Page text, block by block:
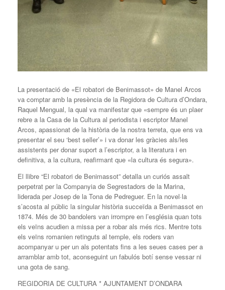
La presentació de «El robatori de Benimassot» de Manel Arcos
va comptar amb la presència de la Regidora de Cultura d’Ondara,
Raquel Mengual, la qual va manifestar que «sempre és un plaer
rebre a la Casa de la Cultura al periodista i escriptor Manel
Arcos, apassionat de la història de la nostra terreta, que ens va
presentar el seu ‘best seller’» i va donar les gràcies als/les
assistents per donar suport a l’escriptor, a la literatura i en
definitiva, a la cultura, reafirmant que «la cultura és segura».
El llibre “El robatori de Benimassot” detalla un curiós assalt
perpetrat per la Companyia de Segrestadors de la Marina,
liderada per Josep de la Tona de Pedreguer. En la novel·la
s’acosta al públic la singular història succeïda a Benimassot en
1874. Més de 30 bandolers van irrompre en l’església quan tots
els veïns acudien a missa per a robar als més rics. Mentre tots
els veïns romanien retinguts al temple, els roders van
acompanyar u per un als potentats fins a les seues cases per a
arramblar amb tot, aconseguint un fabulós botí sense vessar ni
una gota de sang.
REGIDORIA DE CULTURA * AJUNTAMENT D’ONDARA